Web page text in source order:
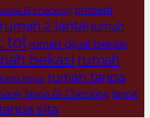
BI checking properti
rumah 2 lantai rumah
tol rumah dijual bekasi
bekasi rumah
timur rumah tanpa
tanpa BI Checking tanpa
sita